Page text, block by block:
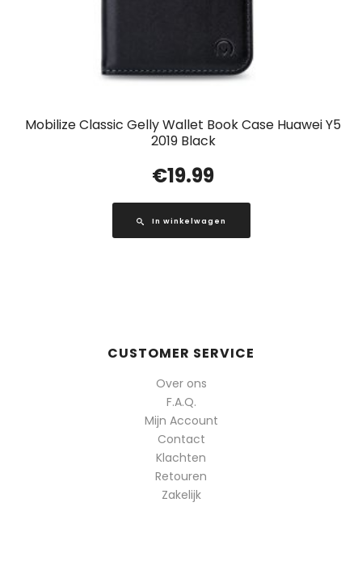
Mobilize Classic Gelly Wallet Book Case Huawei Y5
2019 Black
€19.99
In winkelwagen
CUSTOMER SERVICE
Over ons
F.A.Q.
Mijn Account
Contact
Klachten
Retouren
Zakelijk